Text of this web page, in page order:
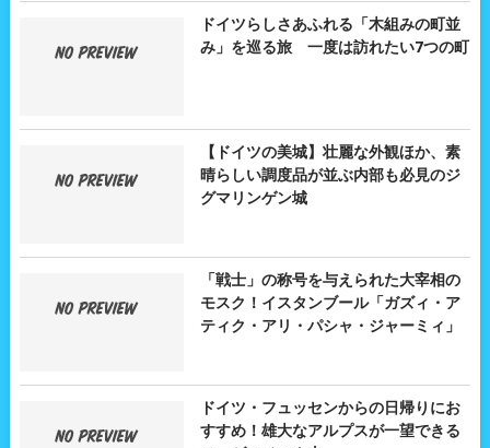
ドイツらしさあふれる「木組みの町並
み」を巡る旅 一度は訪れたい7つの町
【ドイツの美城】壮麗な外観ほか、素
晴らしい調度品が並ぶ内部も必見のジ
グマリンゲン城
「戦士」の称号を与えられた大宰相の
モスク！イスタンブール「ガズィ・ア
ティク・アリ・パシャ・ジャーミィ」
ドイツ・フュッセンからの日帰りにお
すすめ！雄大なアルプスが一望できる